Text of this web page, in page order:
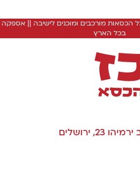
הכסאות מורכבים ומוכנים לישיבה || אספקה
בכל הארץ
23, ירושלים